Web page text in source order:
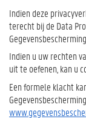
Indien deze
terecht bij de Data
Indien u uw rechten
uit te oefenen, kan u
Een formele klacht